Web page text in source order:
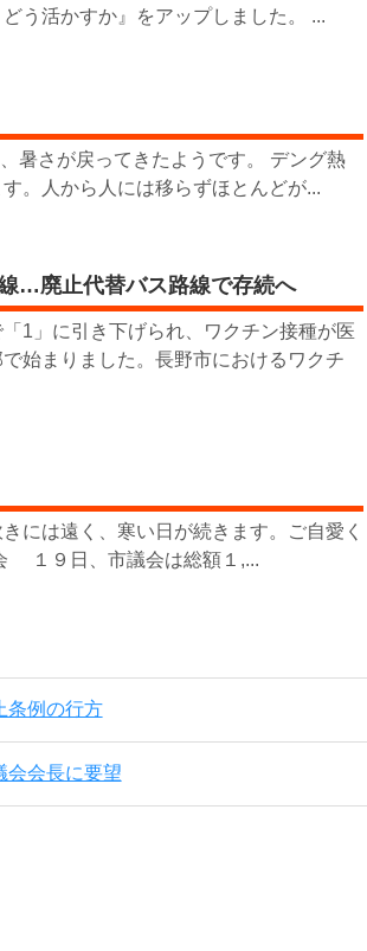
う活かすか』をアップしました。 ...
暑さが戻ってきたようです。 デング熱
。人から人には移らずほとんどが...
…廃止代替バス路線で存続へ
1」に引き下げられ、ワクチン接種が医
始まりました。長野市におけるワクチ
には遠く、寒い日が続きます。ご自愛く
１９日、市議会は総額１,...
条例の行方
会会長に要望